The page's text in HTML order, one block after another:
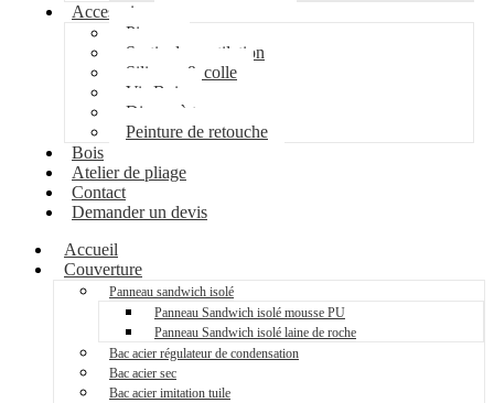
Accessoires
Pipeco
Sortie de ventilation
Silicone & colle
Vis Bois
Disque à tronçonner
Peinture de retouche
Bois
Atelier de pliage
Contact
Demander un devis
Accueil
Couverture
Panneau sandwich isolé
Panneau Sandwich isolé mousse PU
Panneau Sandwich isolé laine de roche
Bac acier régulateur de condensation
Bac acier sec
Bac acier imitation tuile